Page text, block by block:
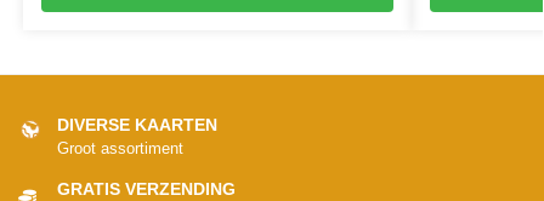
DIVERSE KAARTEN
Groot assortiment
GRATIS VERZENDING